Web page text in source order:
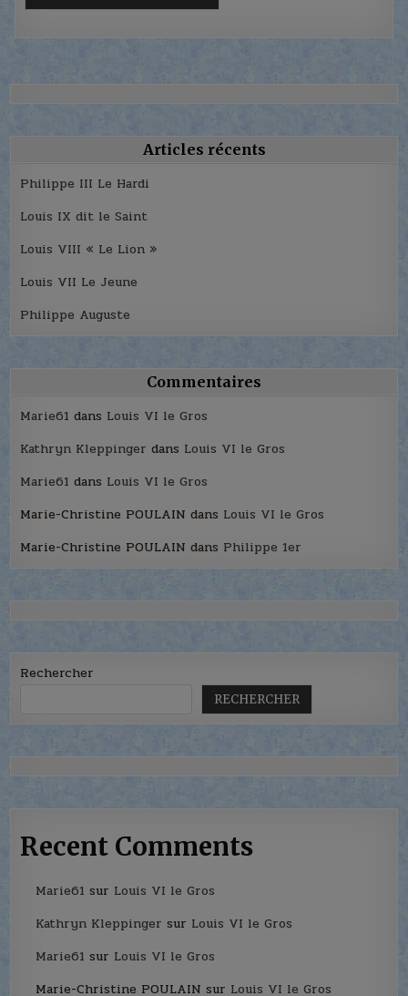
Articles récents
Philippe III Le Hardi
Louis IX dit le Saint
Louis VIII « Le Lion »
Louis VII Le Jeune
Philippe Auguste
Commentaires
Marie61 dans Louis VI le Gros
Kathryn Kleppinger dans Louis VI le Gros
Marie61 dans Louis VI le Gros
Marie-Christine POULAIN dans Louis VI le Gros
Marie-Christine POULAIN dans Philippe 1er
Rechercher
RECHERCHER
Recent Comments
Marie61 sur Louis VI le Gros
Kathryn Kleppinger sur Louis VI le Gros
Marie61 sur Louis VI le Gros
Marie-Christine POULAIN sur Louis VI le Gros